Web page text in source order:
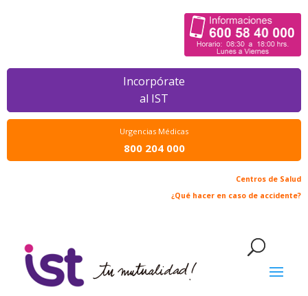
Incorpórate
al IST
Urgencias Médicas
800 204 000
Centros de Salud
¿Qué hacer en caso de accidente?